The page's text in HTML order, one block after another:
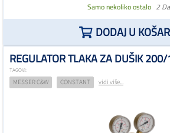
Samo nekoliko ostalo 2
DODAJ U
REGULATOR TLAKA ZA DUŠIK
TAGOVI:
MESSER C&W CONSTANT vidi više...